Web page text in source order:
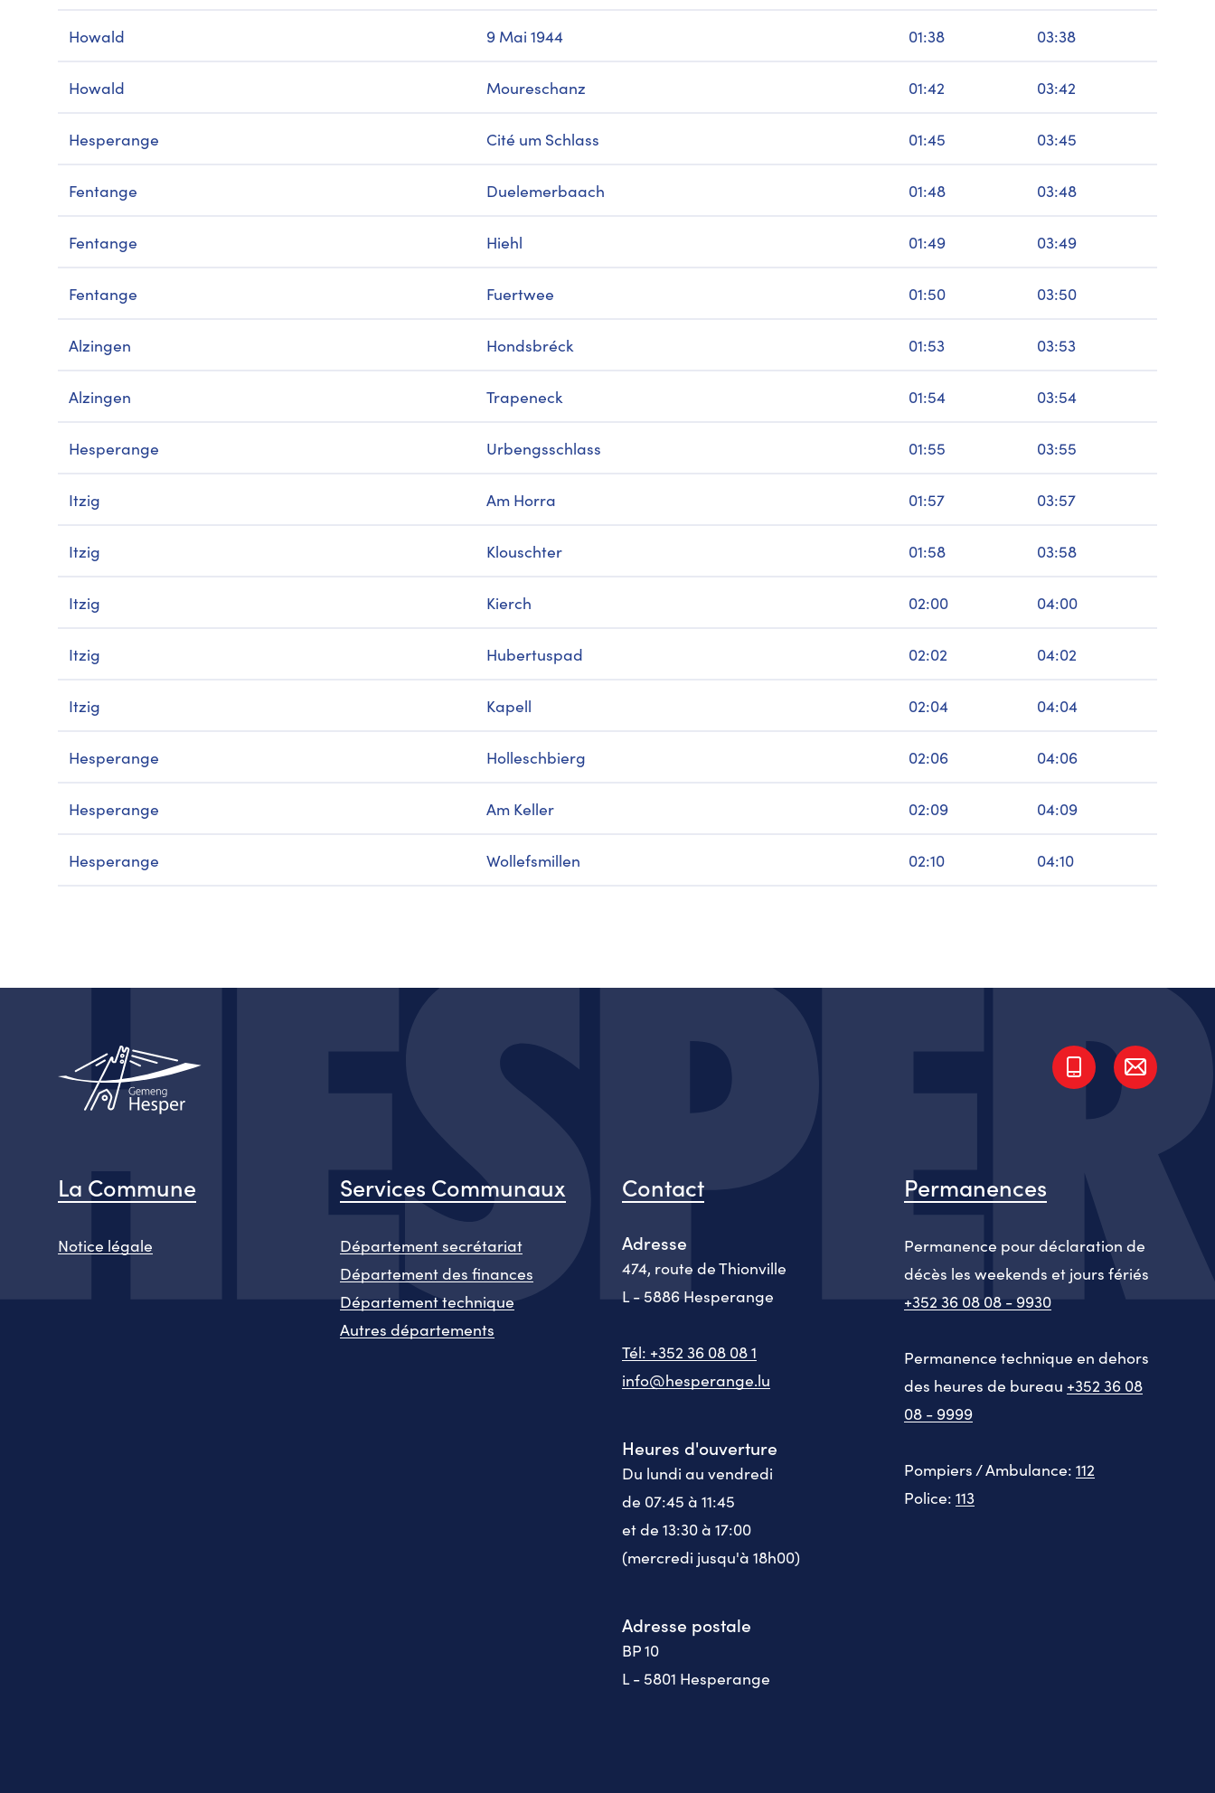
Howald 9 Mai 1944 01:38 03:38
Howald Moureschanz 01:42 03:42
Hesperange Cité um Schlass 01:45 03:45
Fentange Duelemerbaach 01:48 03:48
Fentange Hiehl 01:49 03:49
Fentange Fuertwee 01:50 03:50
Alzingen Hondsbréck 01:53 03:53
Alzingen Trapeneck 01:54 03:54
Hesperange Urbengsschlass 01:55 03:55
Itzig Am Horra 01:57 03:57
Itzig Klouschter 01:58 03:58
Itzig Kierch 02:00 04:00
Itzig Hubertuspad 02:02 04:02
Itzig Kapell 02:04 04:04
Hesperange Holleschbierg 02:06 04:06
Hesperange Am Keller 02:09 04:09
Hesperange Wollefsmillen 02:10 04:10
La Commune
Notice légale
Services Communaux
Département secrétariat
Département des finances
Département technique
Autres départements
Contact
Adresse
474, route de Thionville
L - 5886 Hesperange
Tél: +352 36 08 08 1
info@hesperange.lu
Heures d'ouverture
Du lundi au vendredi
de 07:45 à 11:45
et de 13:30 à 17:00
(mercredi jusqu'à 18h00)
Adresse postale
BP 10
L - 5801 Hesperange
Permanences
Permanence pour déclaration de
décès les weekends et jours fériés
+352 36 08 08 - 9930
Permanence technique en dehors
des heures de bureau +352 36 08
08 - 9999
Pompiers / Ambulance: 112
Police: 113